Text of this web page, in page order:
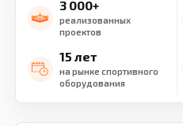
3 000+
реализованных
проектов
15 лет
на рынке спортивного
оборудования